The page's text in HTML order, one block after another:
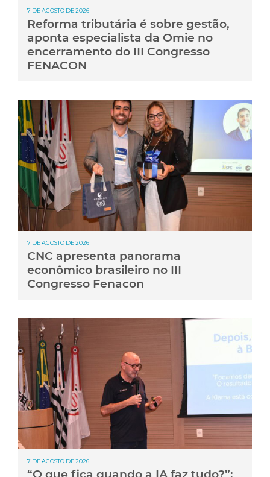
7 DE AGOSTO DE 2026
Reforma tributária é sobre gestão,
aponta especialista da Omie no
encerramento do III Congresso
FENACON
7 DE AGOSTO DE 2026
CNC apresenta panorama
econômico brasileiro no III
Congresso Fenacon
7 DE AGOSTO DE 2026